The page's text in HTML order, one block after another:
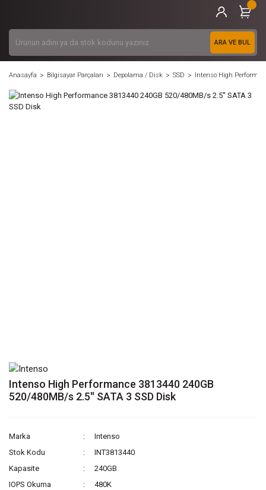
ARA VE BUL
Anasayfa Bilgisayar Parçaları Depolama / Disk SSD Intenso High
Intenso High Performance 3813440 240GB
520/480MB/s 2.5'' SATA 3 SSD Disk
Marka
Intenso
Stok Kodu
INT3813440
Kapasite
240GB
IOPS Okuma
480K